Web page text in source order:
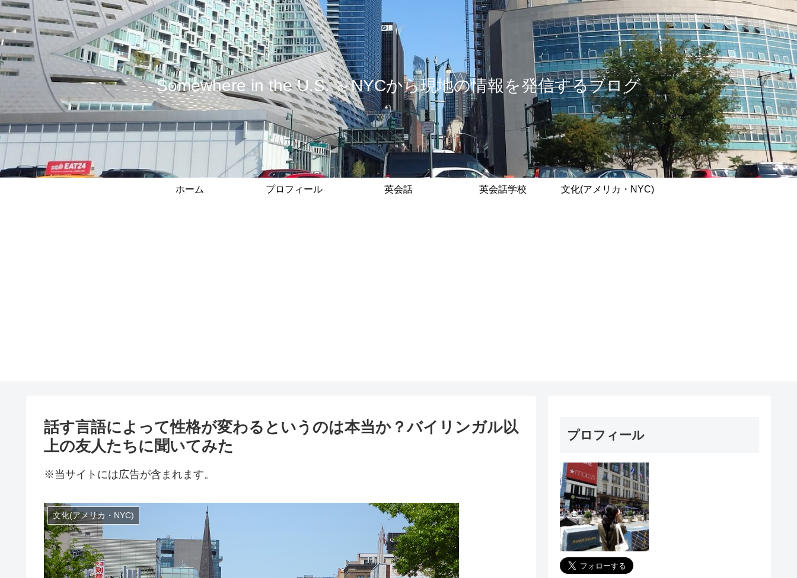
Somewhere in the U.S. ～NYCから現地の情報を発信するブログ
ホーム プロフィール 英会話 英会話学校 文化(アメリカ・NYC)
話す言語によって性格が変わるというのは本当か？バイリンガル以
上の友人たちに聞いてみた
※当サイトには広告が含まれます。
文化(アメリカ・NYC)
プロフィール